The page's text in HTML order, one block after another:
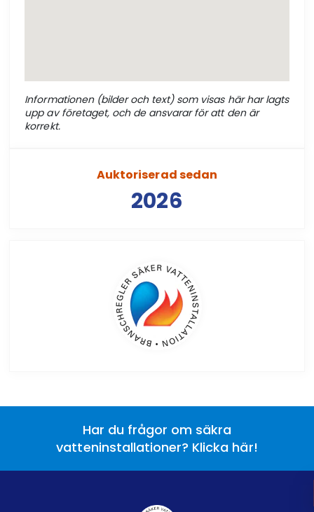
Informationen (bilder och text) som visas här har lagts
upp av företaget, och de ansvarar för att den är
korrekt.
Auktoriserad sedan
2026
Har du frågor om säkra
vatteninstallationer? Klicka här!